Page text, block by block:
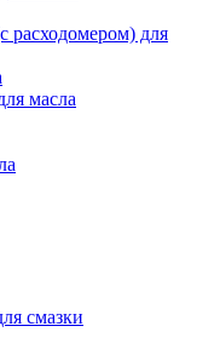
расходомером) для
масла
смазки